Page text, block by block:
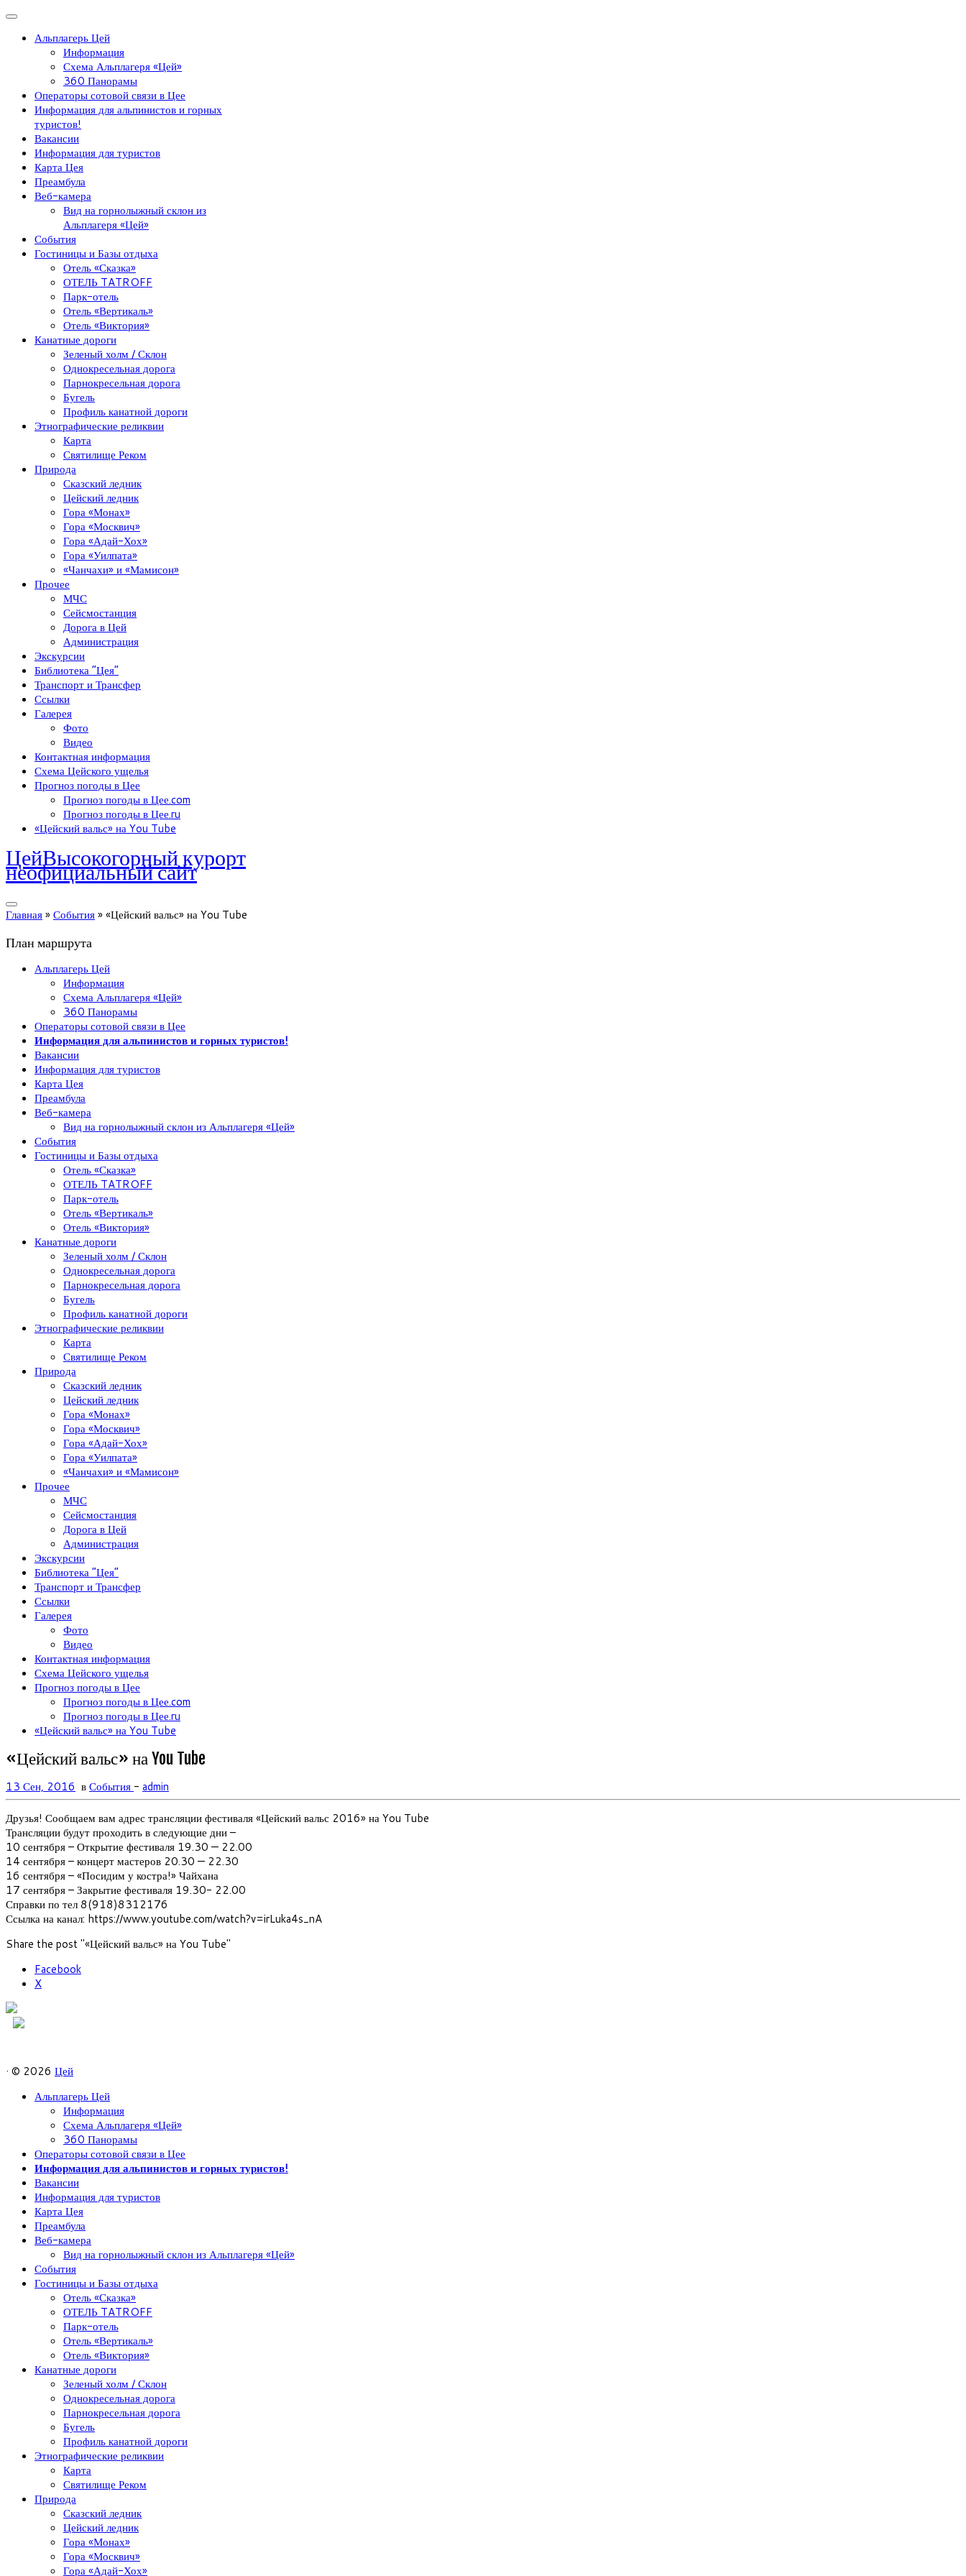
Альплагерь Цей
Информация
Схема Альплагеря «Цей»
360 Панорамы
Операторы сотовой связи в Цее
Информация для альпинистов и горных
туристов!
Вакансии
Информация для туристов
Карта Цея
Преамбула
Веб-камера
Вид на горнолыжный склон из
Альплагеря «Цей»
События
Гостиницы и Базы отдыха
Отель «Сказка»
ОТЕЛЬ TATROFF
Парк-отель
Отель «Вертикаль»
Отель «Виктория»
Канатные дороги
Зеленый холм / Склон
Однокресельная дорога
Парнокресельная дорога
Бугель
Профиль канатной дороги
Этнографические реликвии
Карта
Святилище Реком
Природа
Сказский ледник
Цейский ледник
Гора «Монах»
Гора «Москвич»
Гора «Адай-Хох»
Гора «Уилпата»
«Чанчахи» и «Мамисон»
Прочее
МЧС
Сейсмостанция
Дорога в Цей
Администрация
Экскурсии
Библиотека “Цея”
Транспорт и Трансфер
Ссылки
Галерея
Фото
Видео
Контактная информация
Схема Цейского ущелья
Прогноз погоды в Цее
Прогноз погоды в Цее.com
Прогноз погоды в Цее.ru
«Цейский вальс» на You Tube
ЦейВысокогорный курорт
неофициальный сайт
Главная» События» «Цейский вальс» на You Tube
План маршрута
Альплагерь Цей
Информация
Схема Альплагеря «Цей»
360 Панорамы
Операторы сотовой связи в Цее
Информация для альпинистов и горных туристов!
Вакансии
Информация для туристов
Карта Цея
Преамбула
Веб-камера
Вид на горнолыжный склон из Альплагеря «Цей»
События
Гостиницы и Базы отдыха
Отель «Сказка»
ОТЕЛЬ TATROFF
Парк-отель
Отель «Вертикаль»
Отель «Виктория»
Канатные дороги
Зеленый холм / Склон
Однокресельная дорога
Парнокресельная дорога
Бугель
Профиль канатной дороги
Этнографические реликвии
Карта
Святилище Реком
Природа
Сказский ледник
Цейский ледник
Гора «Монах»
Гора «Москвич»
Гора «Адай-Хох»
Гора «Уилпата»
«Чанчахи» и «Мамисон»
Прочее
МЧС
Сейсмостанция
Дорога в Цей
Администрация
Экскурсии
Библиотека “Цея”
Транспорт и Трансфер
Ссылки
Галерея
Фото
Видео
Контактная информация
Схема Цейского ущелья
Прогноз погоды в Цее
Прогноз погоды в Цее.com
Прогноз погоды в Цее.ru
«Цейский вальс» на You Tube
«Цейский вальс» на You Tube
13 Сен, 2016 вСобытия - admin
Друзья! Сообщаем вам адрес трансляции фестиваля «Цейский вальс 2016» на You Tube
Трансляции будут проходить в следующие дни –
10 сентября – Открытие фестиваля 19.30 — 22.00
14 сентября – концерт мастеров 20.30 — 22.30
16 сентября – «Посидим у костра!» Чайхана
17 сентября – Закрытие фестиваля 19.30- 22.00
Справки по тел 8(918)8312176
Ссылка на канал: https://www.youtube.com/watch?v=irLuka4s_nA
Share the post "«Цейский вальс» на You Tube"
Facebook
X
· © 2026 Цей
Альплагерь Цей
Информация
Схема Альплагеря «Цей»
360 Панорамы
Операторы сотовой связи в Цее
Информация для альпинистов и горных туристов!
Вакансии
Информация для туристов
Карта Цея
Преамбула
Веб-камера
Вид на горнолыжный склон из Альплагеря «Цей»
События
Гостиницы и Базы отдыха
Отель «Сказка»
ОТЕЛЬ TATROFF
Парк-отель
Отель «Вертикаль»
Отель «Виктория»
Канатные дороги
Зеленый холм / Склон
Однокресельная дорога
Парнокресельная дорога
Бугель
Профиль канатной дороги
Этнографические реликвии
Карта
Святилище Реком
Природа
Сказский ледник
Цейский ледник
Гора «Монах»
Гора «Москвич»
Гора «Адай-Хох»